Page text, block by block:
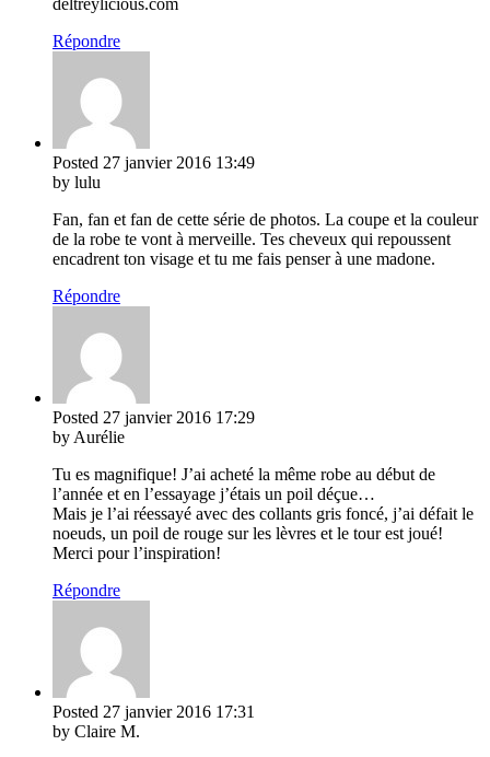
Répondre
Posted 27 janvier 2016 13:49
by lulu
Fan, fan et fan de cette série de photos. La coupe et la couleur
de la robe te vont à merveille. Tes cheveux qui repoussent
encadrent ton visage et tu me fais penser à une madone.
Répondre
Posted 27 janvier 2016 17:29
by Aurélie
Tu es magnifique! J’ai acheté la même robe au début de
l’année et en l’essayage j’étais un poil déçue…
Mais je l’ai réessayé avec des collants gris foncé, j’ai défait le
noeuds, un poil de rouge sur les lèvres et le tour est joué!
Merci pour l’inspiration!
Répondre
Posted 27 janvier 2016 17:31
by Claire M.